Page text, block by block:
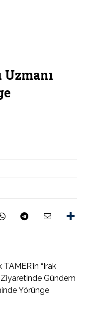
“Irak
Ziyaretinde Gündem
Yörünge